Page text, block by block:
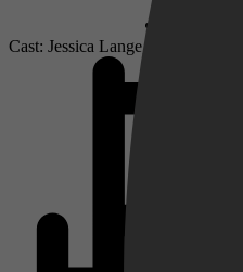
Cast: Jessica Lange, Tommy Lee